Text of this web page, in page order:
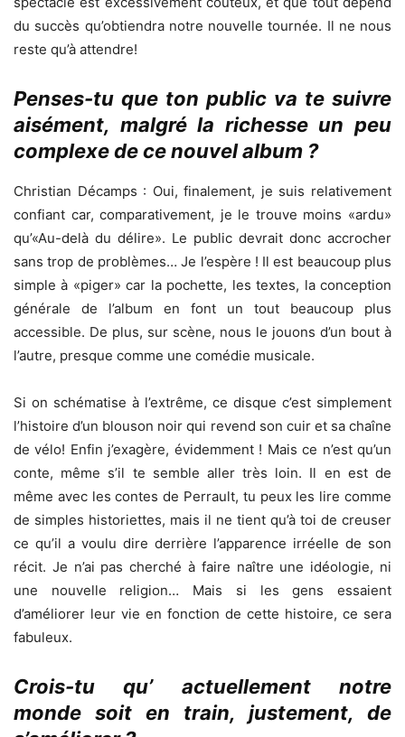
du succès qu’obtiendra notre nouvelle tournée. Il ne nous
reste qu’à attendre!
Penses-tu que ton public va te suivre
aisément, malgré la richesse un peu
complexe de ce nouvel album ?
Christian Décamps : Oui, finalement, je suis relativement
confiant car, comparativement, je le trouve moins «ardu»
qu’«Au-delà du délire». Le public devrait donc accrocher
sans trop de problèmes… Je l’espère ! Il est beaucoup plus
simple à «piger» car la pochette, les textes, la conception
générale de l’album en font un tout beaucoup plus
accessible. De plus, sur scène, nous le jouons d’un bout à
l’autre, presque comme une comédie musicale.
Si on schématise à l’extrême, ce disque c’est simplement
l’histoire d’un blouson noir qui revend son cuir et sa chaîne
de vélo! Enfin j’exagère, évidemment ! Mais ce n’est qu’un
conte, même s’il te semble aller très loin. Il en est de
même avec les contes de Perrault, tu peux les lire comme
de simples historiettes, mais il ne tient qu’à toi de creuser
ce qu’il a voulu dire derrière l’apparence irréelle de son
récit. Je n’ai pas cherché à faire naître une idéologie, ni
une nouvelle religion… Mais si les gens essaient
d’améliorer leur vie en fonction de cette histoire, ce sera
fabuleux.
Crois-tu qu’ actuellement notre
monde soit en train, justement, de